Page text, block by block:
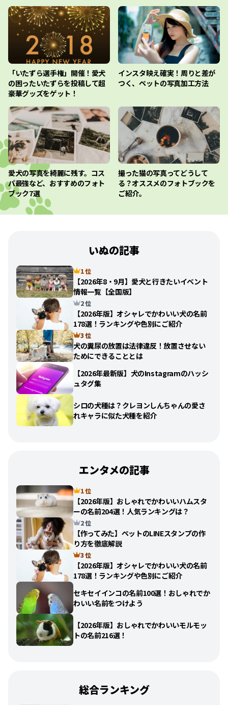
「いたずら選手権」開催！愛犬
の困ったいたずらを投稿して超
豪華グッズをゲット！
インスタ映え確実！周りと差が
つく、ペットの写真加工方法
愛犬の写真を綺麗に残す。コス
パ最強など、おすすめのフォト
ブック7選
撮った猫の写真ってどうして
る？オススメのフォトブックを
ご紹介。
いぬの記事
1 位
【2026年8・9月】愛犬と行きたいイベント
情報一覧【全国版】
2 位
【2026年版】オシャレでかわいい犬の名前
178選！ランキングや色別にご紹介
3 位
犬の糞尿の放置は法律違反！放置させない
ためにできることとは
【2026年最新版】犬のInstagramのハッシ
ュタグ集
シロの犬種は？クレヨンしんちゃんの愛さ
れキャラに似た犬種を紹介
エンタメの記事
1 位
【2026年版】おしゃれでかわいいハムスタ
ーの名前204選！人気ランキングは？
2 位
【作ってみた】ペットのLINEスタンプの作
り方を徹底解説
3 位
【2026年版】オシャレでかわいい犬の名前
178選！ランキングや色別にご紹介
セキセイインコの名前100選！おしゃれでか
わいい名前をつけよう
【2026年版】おしゃれでかわいいモルモッ
トの名前216選！
総合ランキング